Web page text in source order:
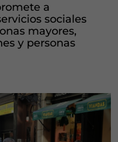
a
sociales
mayores,
y personas